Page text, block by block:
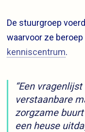
De stuurgroep
waarvoor ze
kenniscentrum.
“Een
verstaanbare
zorgzame
een heuse